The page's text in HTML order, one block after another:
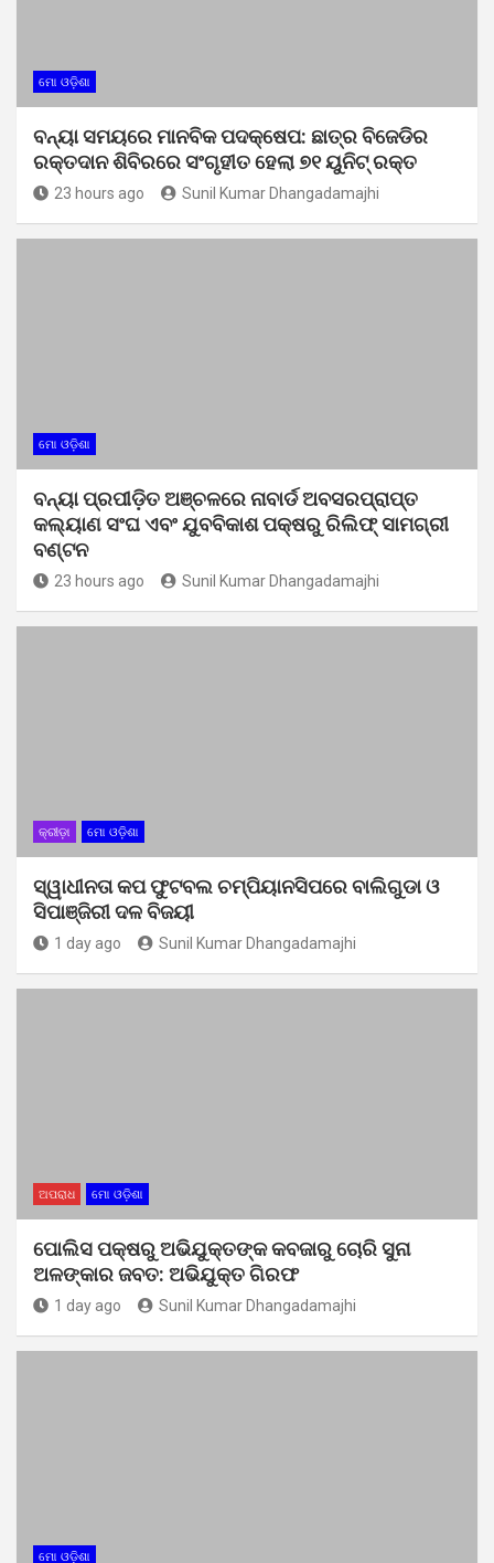
ମୋ ଓଡ଼ିଶା
ବନ୍ୟା ସମୟରେ ମାନବିକ ପଦକ୍ଷେପ: ଛାତ୍ର ବିଜେଡିର
ରକ୍ତଦାନ ଶିବିରରେ ସଂଗୃହୀତ ହେଲା ୭୧ ୟୁନିଟ୍ ରକ୍ତ
23 hours ago Sunil Kumar Dhangadamajhi
ମୋ ଓଡ଼ିଶା
ବନ୍ୟା ପ୍ରପୀଡ଼ିତ ଅଞ୍ଚଳରେ ନାବାର୍ଡ ଅବସରପ୍ରାପ୍ତ
କଲ୍ୟାଣ ସଂଘ ଏବଂ ଯୁବବିକାଶ ପକ୍ଷରୁ ରିଲିଫ୍ ସାମଗ୍ରୀ
ବଣ୍ଟନ
23 hours ago Sunil Kumar Dhangadamajhi
କ୍ରୀଡ଼ା ମୋ ଓଡ଼ିଶା
ସ୍ୱାଧୀନତା କପ ଫୁଟବଲ ଚମ୍ପିୟାନସିପରେ ବାଲିଗୁଡା ଓ
ସିପାଞ୍ଜିରୀ ଦଳ ବିଜୟୀ
1 day ago Sunil Kumar Dhangadamajhi
ଅପରାଧ ମୋ ଓଡ଼ିଶା
ପୋଲିସ ପକ୍ଷରୁ ଅଭିଯୁକ୍ତଙ୍କ କବଜାରୁ ଚୋରି ସୁନା
ଅଳଙ୍କାର ଜବତ: ଅଭିଯୁକ୍ତ ଗିରଫ
1 day ago Sunil Kumar Dhangadamajhi
ମୋ ଓଡ଼ିଶା